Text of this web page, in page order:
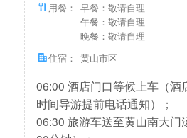
用餐： 早餐：敬请自理
午餐：敬请自理
晚餐：敬请自理
住宿： 黄山市区
06:00 酒店门口等候上车（酒
时间导游提前电话通知）；
06:30 旅游车送至黄山南大门